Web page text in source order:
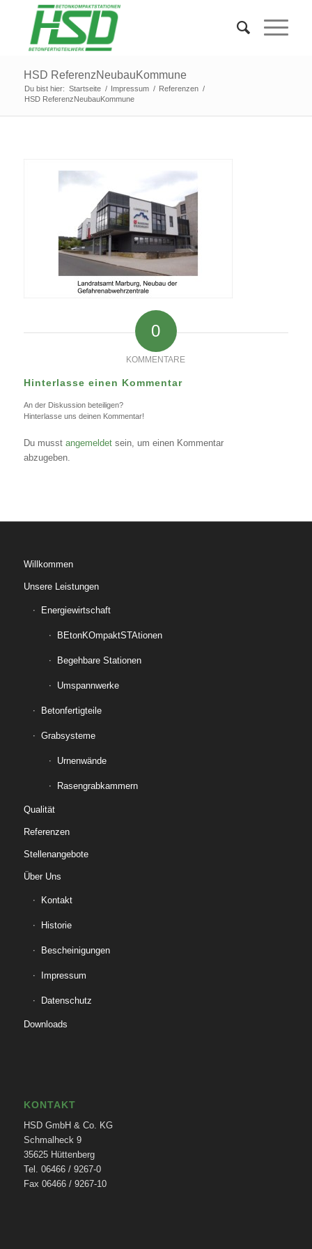
HSD ReferenzNeubauKommune
Du bist hier: Startseite / Impressum / Referenzen /
HSD ReferenzNeubauKommune
0
KOMMENTARE
Hinterlasse einen Kommentar
An der Diskussion beteiligen?
Hinterlasse uns deinen Kommentar!
Du musst angemeldetsein, um einen Kommentar
abzugeben.
Willkommen
Unsere Leistungen
Energiewirtschaft
BEtonKOmpaktSTAtionen
Begehbare Stationen
Umspannwerke
Betonfertigteile
Grabsysteme
Urnenwände
Rasengrabkammern
Qualität
Referenzen
Stellenangebote
Über Uns
Kontakt
Historie
Bescheinigungen
Impressum
Datenschutz
Downloads
KONTAKT
HSD GmbH & Co. KG
Schmalheck 9
35625 Hüttenberg
Tel. 06466 / 9267-0
Fax 06466 / 9267-10